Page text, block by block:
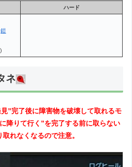
ハード
鎧
ネ
”完了後に障害物を破壊して取れるモ
降りて行く”を完了する前に取らない
れなくなるので注意。